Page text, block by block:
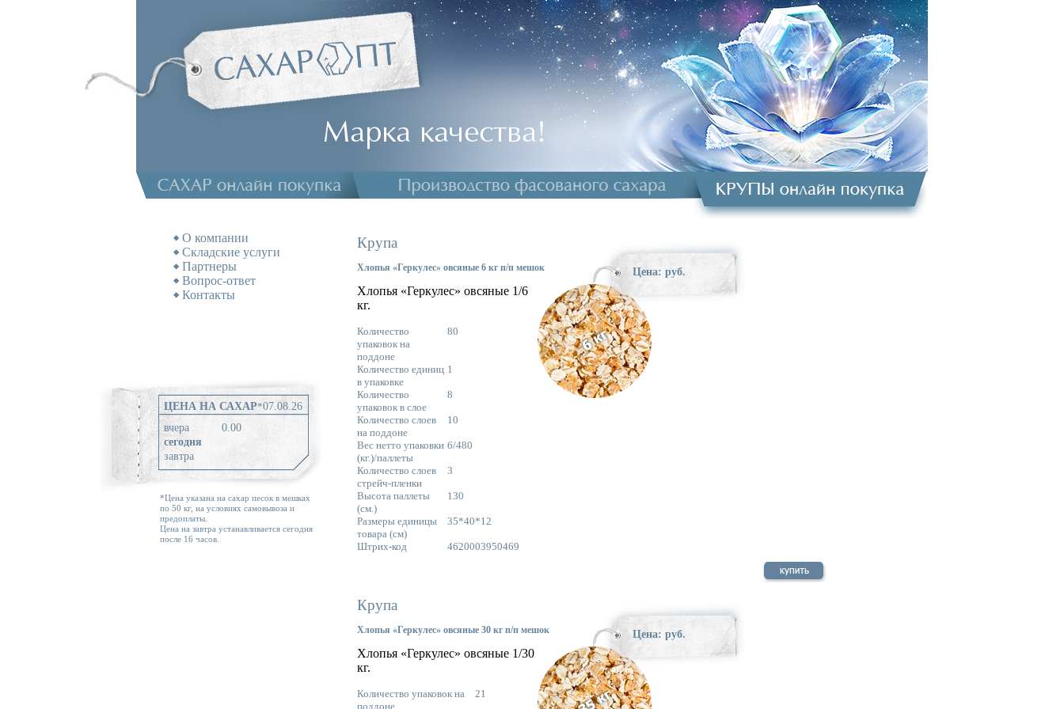
О компании
Складские услуги
Партнеры
Вопрос-ответ
Контакты
ЦЕНА НА САХАР*07.08.26
вчера
сегодня
завтра
0.00
*Цена указана на сахар песок в мешках
по 50 кг, на условиях самовывоза и
предоплаты.
Цена на завтра устанавливается сегодня
после 16 часов.
Крупа
Хлопья «Геркулес» овсяные 6 кг п/п мешок
Хлопья «Геркулес» овсяные 1/6
кг.
Количество
упаковок на
поддоне
80
Количество единиц
в упаковке
1
Количество
упаковок в слое
8
Количество слоев
на поддоне
10
Вес нетто упаковки
(кг.)/паллеты
6/480
Количество слоев
стрейч-пленки
3
Высота паллеты
(см.)
130
Размеры единицы
товара (см)
35*40*12
Штрих-код 4620003950469
Цена: руб.
Крупа
Хлопья «Геркулес» овсяные 30 кг п/п мешок
Хлопья «Геркулес» овсяные 1/30
кг.
Количество упаковок на
поддоне
21
Цена: руб.